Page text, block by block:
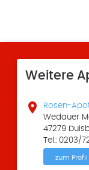
Weitere

Rosen-
Wedauer
47279
Tel.: 0203/
zum Profil